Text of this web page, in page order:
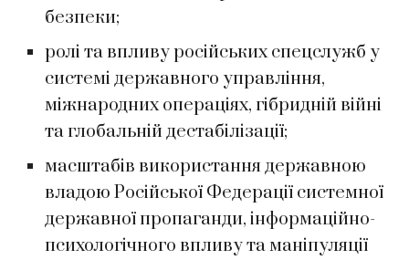
безпеки;
ролі та впливу російських спецслужб у
системі державного управління,
міжнародних операціях, гібридній війні
та глобальній дестабілізації;
масштабів використання державною
владою Російської Федерації системної
державної пропаганди, інформаційно-
психологічного впливу та маніпуляції